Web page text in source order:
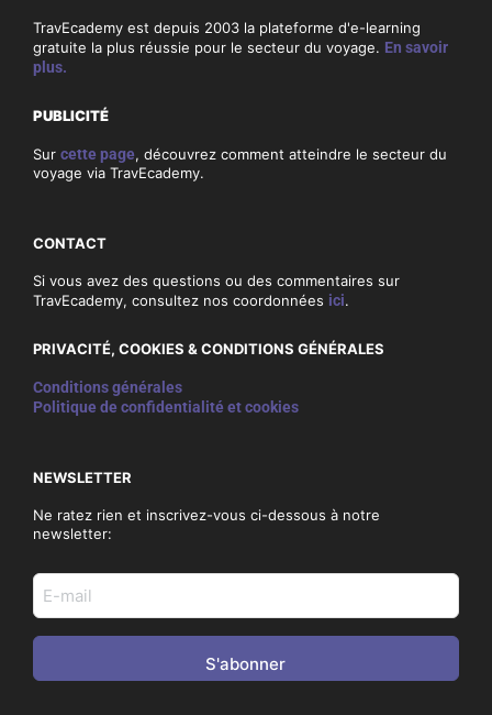
TravEcademy est depuis 2003 la plateforme d'e-learning
gratuite la plus réussie pour le secteur du voyage. En savoir
plus.
PUBLICITÉ
Sur cette page, découvrez comment atteindre le secteur du
voyage via TravEcademy.
CONTACT
Si vous avez des questions ou des commentaires sur
TravEcademy, consultez nos coordonnées ici.
PRIVACITÉ, COOKIES & CONDITIONS GÉNÉRALES
Conditions générales
Politique de confidentialité et cookies
NEWSLETTER
Ne ratez rien et inscrivez-vous ci-dessous à notre
newsletter:
E-
mail